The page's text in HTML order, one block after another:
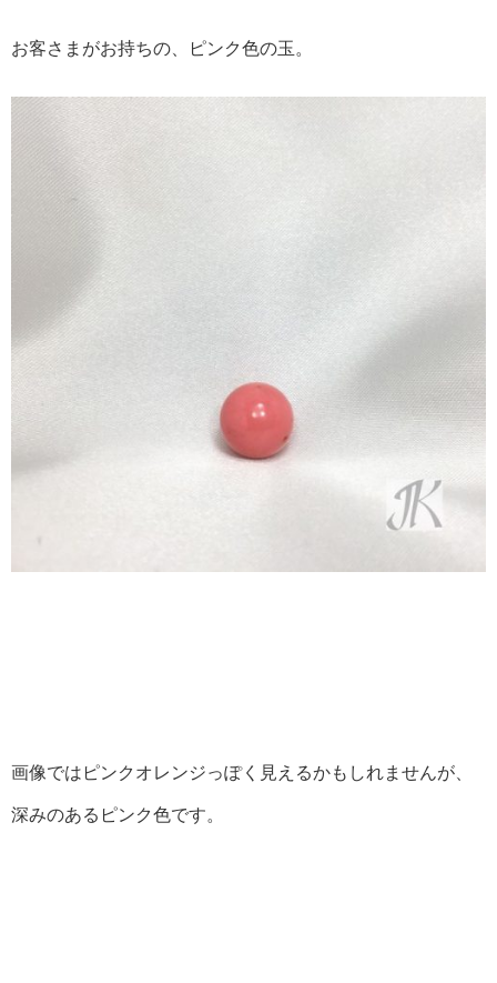
お客さまがお持ちの、ピンク色の玉。
画像ではピンクオレンジっぽく見えるかもしれませんが、
深みのあるピンク色です。